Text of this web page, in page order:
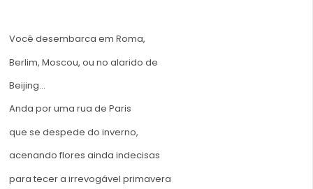
Você desembarca em Roma,
Berlim, Moscou, ou no alarido de
Beijing…
Anda por uma rua de Paris
que se despede do inverno,
acenando flores ainda indecisas
para tecer a irrevogável primavera